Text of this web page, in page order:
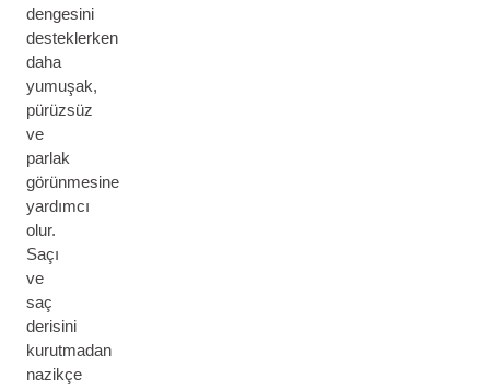
dengesini
desteklerken
daha
yumuşak,
pürüzsüz
ve
parlak
görünmesine
yardımcı
olur.
Saçı
ve
saç
derisini
kurutmadan
nazikçe